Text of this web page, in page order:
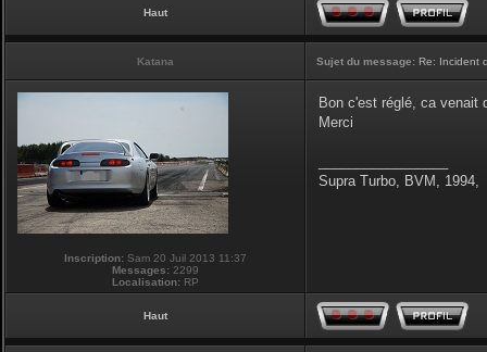
Haut
Katana Sujet du message: Re: Incident
Inscription: Sam 20 Juil 2013 11:37
Messages: 2299
Localisation: RP
Bon c'est réglé, ca venait
Merci
Supra Turbo, BVM, 1994,
Haut